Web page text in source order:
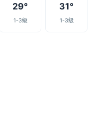
29°
1-3级
31°
1-3级